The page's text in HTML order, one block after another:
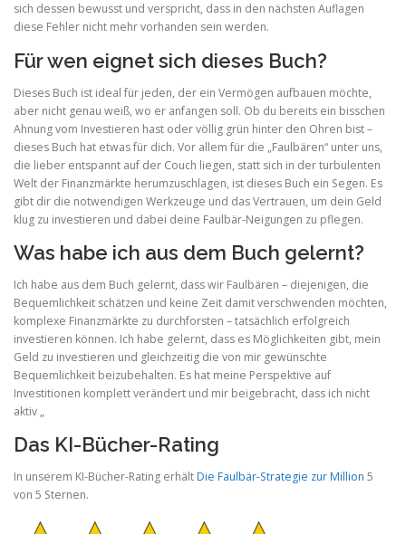
sich dessen bewusst und verspricht, dass in den nächsten Auflagen
diese Fehler nicht mehr vorhanden sein werden.
Für wen eignet sich dieses Buch?
Dieses Buch ist ideal für jeden, der ein Vermögen aufbauen möchte,
aber nicht genau weiß, wo er anfangen soll. Ob du bereits ein bisschen
Ahnung vom Investieren hast oder völlig grün hinter den Ohren bist –
dieses Buch hat etwas für dich. Vor allem für die „Faulbären“ unter uns,
die lieber entspannt auf der Couch liegen, statt sich in der turbulenten
Welt der Finanzmärkte herumzuschlagen, ist dieses Buch ein Segen. Es
gibt dir die notwendigen Werkzeuge und das Vertrauen, um dein Geld
klug zu investieren und dabei deine Faulbär-Neigungen zu pflegen.
Was habe ich aus dem Buch gelernt?
Ich habe aus dem Buch gelernt, dass wir Faulbären – diejenigen, die
Bequemlichkeit schätzen und keine Zeit damit verschwenden möchten,
komplexe Finanzmärkte zu durchforsten – tatsächlich erfolgreich
investieren können. Ich habe gelernt, dass es Möglichkeiten gibt, mein
Geld zu investieren und gleichzeitig die von mir gewünschte
Bequemlichkeit beizubehalten. Es hat meine Perspektive auf
Investitionen komplett verändert und mir beigebracht, dass ich nicht
aktiv „
Das KI-Bücher-Rating
In unserem KI-Bücher-Rating erhältDie Faulbär-Strategie zur Million 5
von 5 Sternen.